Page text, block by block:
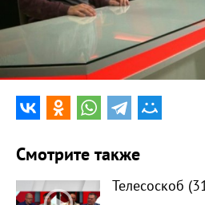
Смотрите также
Телесоскоб